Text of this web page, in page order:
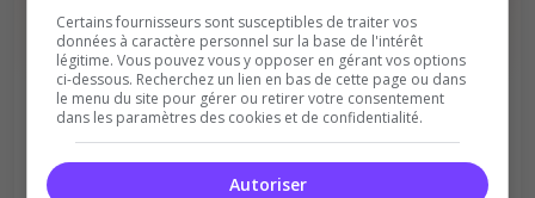
Vous devez être connecté pour ajouter
un avis sur ce serveur !
Se connecter S'inscrire
Certains fournisseurs sont susceptibles de traiter vos
données à caractère personnel sur la base de l'intérêt
légitime. Vous pouvez vous y opposer en gérant vos options
ci-dessous. Recherchez un lien en bas de cette page ou dans
le menu du site pour gérer ou retirer votre consentement
dans les paramètres des cookies et de confidentialité.
Autoriser